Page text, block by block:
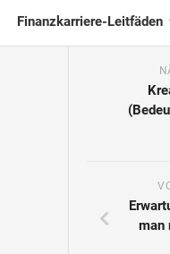
Finanzkarriere-Leitfäden
Finanzmodellierung
man